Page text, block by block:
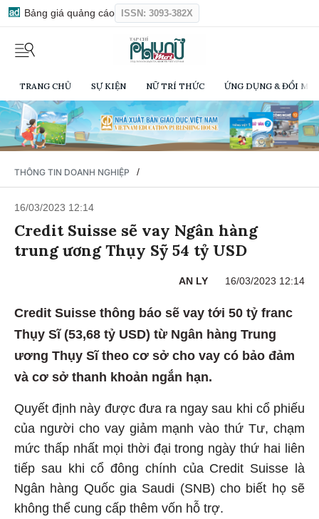
Bảng giá quảng cáo ISSN: 3093-382X
TRANG CHỦ SỰ KIỆN NỮ TRÍ THỨC ỨNG DỤNG & ĐỔI
THÔNG TIN DOANH NGHIỆP /
16/03/2023 12:14
Credit Suisse sẽ vay Ngân hàng
trung ương Thụy Sỹ 54 tỷ USD
AN LY 16/03/2023 12:14
Credit Suisse thông báo sẽ vay tới 50 tỷ franc
Thụy Sĩ (53,68 tỷ USD) từ Ngân hàng Trung
ương Thụy Sĩ theo cơ sở cho vay có bảo đảm
và cơ sở thanh khoản ngắn hạn.
Quyết định này được đưa ra ngay sau khi cổ phiếu
của người cho vay giảm mạnh vào thứ Tư, chạm
mức thấp nhất mọi thời đại trong ngày thứ hai liên
tiếp sau khi cổ đông chính của Credit Suisse là
Ngân hàng Quốc gia Saudi (SNB) cho biết họ sẽ
không thể cung cấp thêm vốn hỗ trợ.